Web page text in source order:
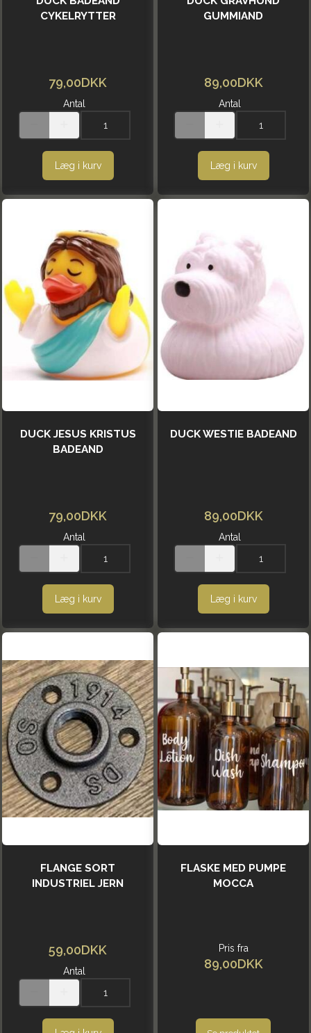
CYKELRYTTER
79,00DKK
Antal
Læg i kurv
GUMMIAND
89,00DKK
Antal
Læg i kurv
DUCK JESUS KRISTUS
BADEAND
79,00DKK
Antal
Læg i kurv
DUCK WESTIE BADEAND
89,00DKK
Antal
Læg i kurv
FLANGE SORT
INDUSTRIEL JERN
59,00DKK
Antal
FLASKE MED PUMPE
MOCCA
Pris fra
89,00DKK